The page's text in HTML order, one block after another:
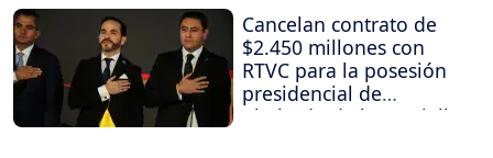
Cancelan contrato de
$2.450 millones con
RTVC para la posesión
presidencial de
Abelardo de la Espriella